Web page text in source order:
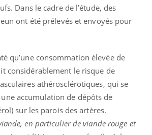
Dans le cadre de l’étude, des
ont été prélevés et envoyés pour
qu’une consommation élevée de
considérablement le risque de
athérosclérotiques, qui se
accumulation de dépôts de
sur les parois des artères.
en particulier de viande rouge et